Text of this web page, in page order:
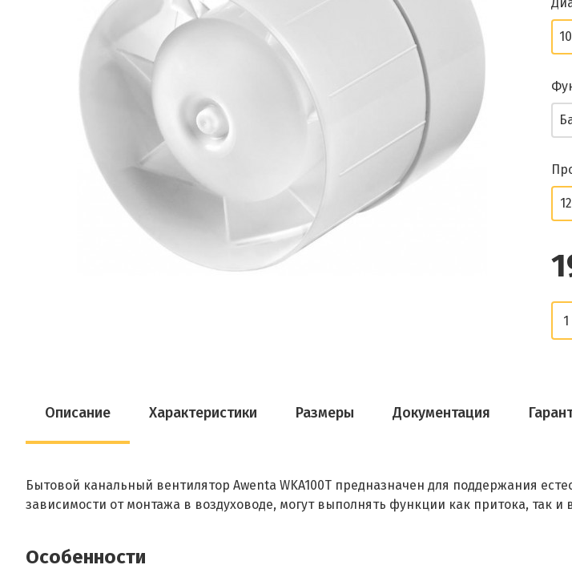
Описание Характеристики Размеры Документация
Бытовой канальный вентилятор Awenta WKA100T предназначен для поддержания
зависимости от монтажа в воздуховоде, могут выполнять функции как притока, так и
Особенности